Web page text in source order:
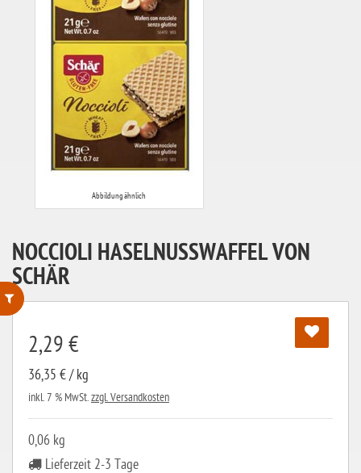
ohne Weizenstärke
ohne Hefe
ohne Ei
ohne Soja
Abbildung ähnlich
NOCCIOLI HASELNUSSWAFFEL VON
SCHÄR
2,29 €
36,35 € / kg
inkl. 7 % MwSt.zzgl. Versandkosten
0,06 kg
Lieferzeit 2-3 Tage